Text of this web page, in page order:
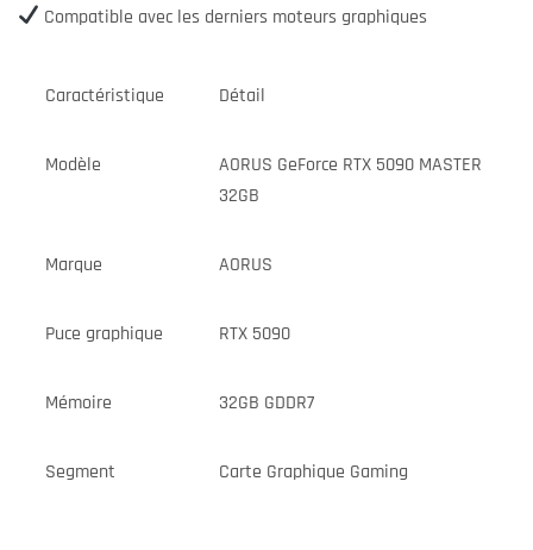
Compatible avec les derniers moteurs graphiques
Caractéristique Détail
Modèle
AORUS GeForce RTX 5090 MASTER
32GB
Marque AORUS
Puce graphique RTX 5090
Mémoire 32GB GDDR7
Segment Carte Graphique Gaming